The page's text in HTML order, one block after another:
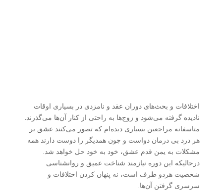
اختلافات و بحث‌های دوران عقد و نامزدی در بسیاری اوقات
نادیده گرفته می‌شود و زوج‌ها به راحتی از کنار آن‌ها می‌گذرند.
متاسفانه مراجعین بسیاری دیده‌ام که تصور می‌کنند عشق بر
هر درد بی درمان دواست و چون همدیگر را دوست دارند همه
مشکلات به یمن قدم عشق، خود به خود حل خواهد شد.
درحالیکه این دوره نیازمند شناخت عمیق و روانشناسی
شخصیت هردو طرف است، نه پنهان کردن اختلافات و
سرسری گرفتن آن‌ها.